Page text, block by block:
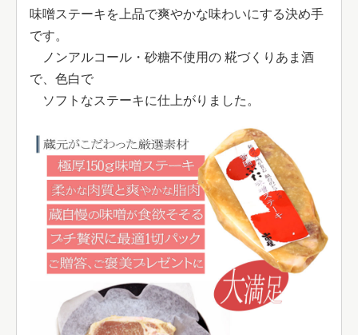
味噌ステーキを上品で爽やかな味わいにする決め手
です。
ノンアルコール・砂糖不使用の 糀づくりあま酒
で、色白で
ソフトなステーキに仕上がりました。